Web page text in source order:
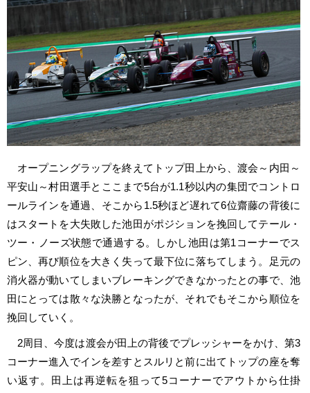
オープニングラップを終えてトップ田上から、渡会～内田～
平安山～村田選手とここまで5台が1.1秒以内の集団でコントロ
ールラインを通過、そこから1.5秒ほど遅れて6位齋藤の背後に
はスタートを大失敗した池田がポジションを挽回してテール・
ツー・ノーズ状態で通過する。しかし池田は第1コーナーでス
ピン、再び順位を大きく失って最下位に落ちてしまう。足元の
消火器が動いてしまいブレーキングできなかったとの事で、池
田にとっては散々な決勝となったが、それでもそこから順位を
挽回していく。
2周目、今度は渡会が田上の背後でプレッシャーをかけ、第3
コーナー進入でインを差すとスルリと前に出てトップの座を奪
い返す。田上は再逆転を狙って5コーナーでアウトから仕掛